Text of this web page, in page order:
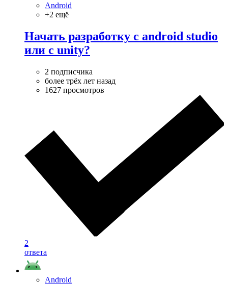
Android
+2 ещё
Начать разработку с android studio
или с unity?
2 подписчика
более трёх лет назад
1627 просмотров
2
ответа
Android